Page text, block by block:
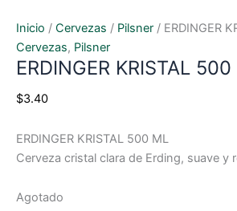
Inicio / Cervezas / Pilsner / ERDINGER
Cervezas, Pilsner
ERDINGER KRISTAL
$3.40
ERDINGER KRISTAL 500 ML
Cerveza cristal clara de Erding, suave y
Agotado